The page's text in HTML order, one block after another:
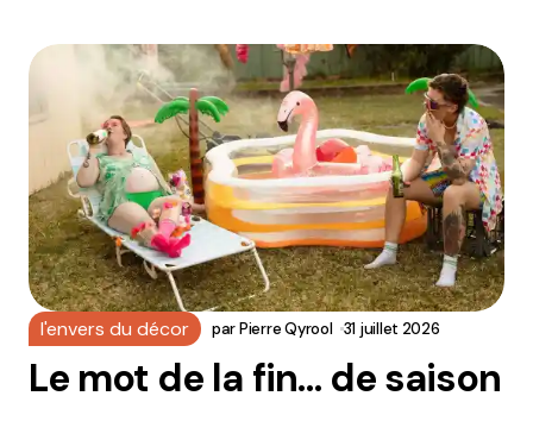
l'envers du décor parPierre Qyrool 31 juillet 2026
Le mot de la fin… de saison